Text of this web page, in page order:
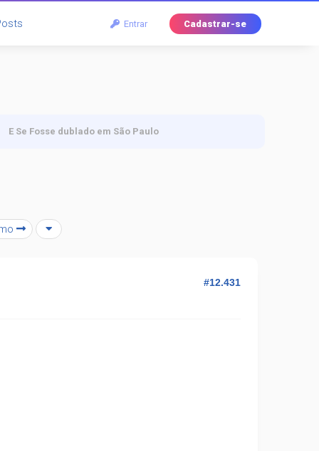
Entrar Cadastrar-se
E Se Fosse dublado em São Paulo
#12.431